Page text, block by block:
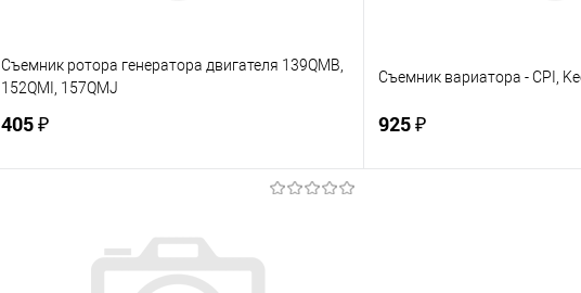
Съемник ротора генератора двигателя 139QMB,
152QMI, 157QMJ
405 ₽
Купить в 1 клик
К сравнению
Съемник вариатора - CPI,
925 ₽